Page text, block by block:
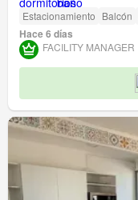
Estacionamiento Balcón
Hace 6 días
FACILITY MANAGER